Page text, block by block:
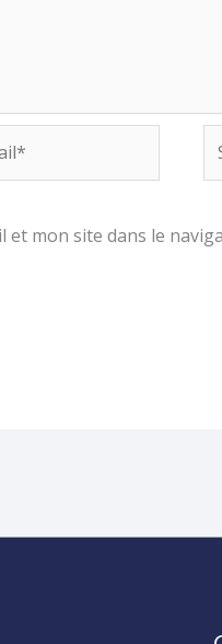
et mon site dans le